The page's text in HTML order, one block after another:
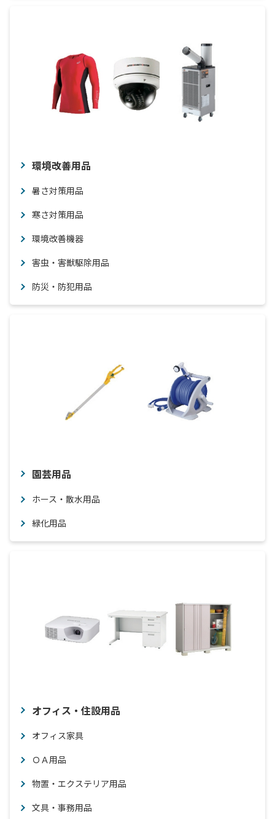
環境改善用品
暑さ対策用品
寒さ対策用品
環境改善機器
害虫・害獣駆除用品
防災・防犯用品
園芸用品
ホース・散水用品
緑化用品
オフィス・住設用品
オフィス家具
ＯＡ用品
物置・エクステリア用品
文具・事務用品